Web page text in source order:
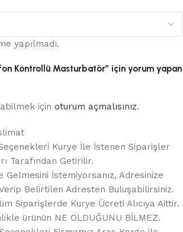
yapılmadı.
Kontrollü Masturbatör” için yorum yapan
için oturum açmalısınız.
Kurye İle İstenen Siparişler
Tarafından Getirilir.
Gelmesini İstemiyorsanız, Adresinize
Belirtilen Adresten Buluşabilirsiniz.
Siparişlerde Kurye Ücreti Alıcıya Aittir.
ürünün NE OLDUĞUNU BİLMEZ.